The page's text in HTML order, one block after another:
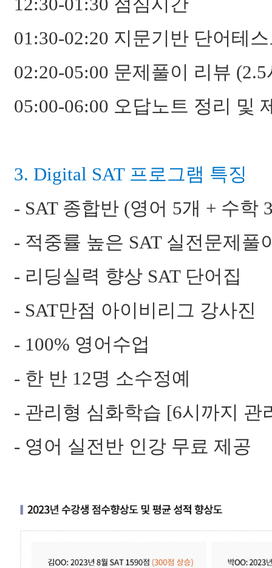
01:30-02:20 지문기반 단어테
02:20-05:00 문제풀이 리뷰
05:00-06:00 오답노트 정리 및
3. Digital SAT 프로그램 특징
- SAT 종합반 (영어 5개 + 수학
- 적중률 높은 SAT 실전문제풀
- 리딩실력 향상 SAT 단어집
- SAT만점 아이비리그 강사진
- 100% 영어수업
- 한 반 12명 소수정예
- 관리형 심화학습 [6시까지 관
- 영어 실전반 인강 무료 제공